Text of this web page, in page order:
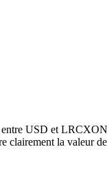
USD et
clairement la valeur